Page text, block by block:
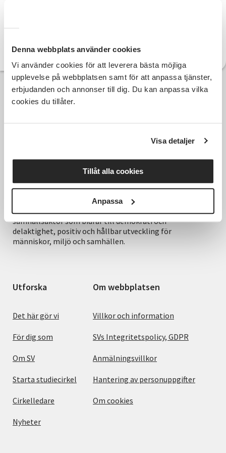
Denna webbplats använder cookies
Vi använder cookies för att leverera bästa möjliga
upplevelse på webbplatsen samt för att anpassa tjänster,
erbjudanden och annonser till dig. Du kan anpassa vilka
cookies du tillåter.
Visa detaljer
Tillåt alla cookies
Anpassa
Läs mer om Suzana
Hela Sveriges studieförbund - Vi är en central
samhällsaktör som bidrar till demokrati och
delaktighet, positiv och hållbar utveckling för
människor, miljö och samhällen.
Utforska
Det här gör vi
För dig som
Om SV
Starta studiecirkel
Cirkelledare
Nyheter
Om webbplatsen
Villkor och information
SVs Integritetspolicy, GDPR
Anmälningsvillkor
Hantering av personuppgifter
Om cookies